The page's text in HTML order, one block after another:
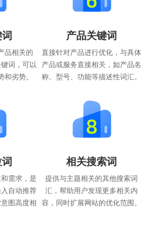
品相关的
词，可以
劣势。
产品关键词
直接针对产品进行优化，与具体
产品或服务直接相关，如产品名
称、型号、功能等描述性词汇。
需求，是
自动推荐
图高度相
相关搜索词
提供与主题相关的其他搜索词
汇，帮助用户发现更多相关内
容，同时扩展网站的优化范围。